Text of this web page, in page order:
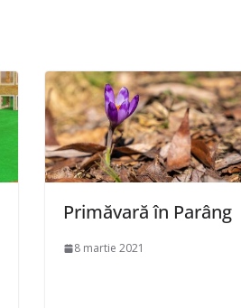
Primăvară în Parâng
8 martie 2021